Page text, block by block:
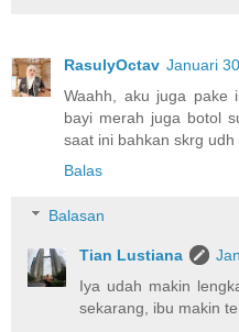
RasulyOctav Januari
Waahh, aku juga pake
bayi merah juga botol
saat ini bahkan skrg
Balas
Balasan
Tian Lustiana
Iya udah makin
sekarang, ibu makin